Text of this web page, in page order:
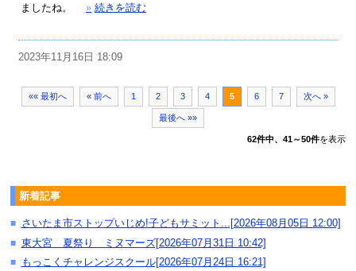
ましたね。
» 続きを読む
2023年11月16日 18:09
«« 最初へ « 前へ 1 2 3 4 5 6 7 次へ »
最後へ »»
62件中、41～50件を表示
新着記事
■ さいたま市ストップいじめ!子どもサミット...[2026年08月05日 12:00]
■ 東大宮 夏祭り ミヌマーズ[2026年07月31日 10:42]
■ もっこくチャレンジスクール[2026年07月24日 16:21]